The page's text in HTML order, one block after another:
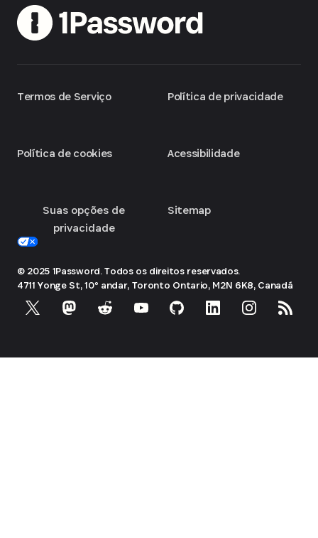
Termos de Serviço
Política de cookies
Suas opções de
privacidade
Política de privacidade
Acessibilidade
Sitemap
© 2025 1Password. Todos os direitos reservados.
4711 Yonge St, 10º andar, Toronto Ontario, M2N 6K8, Canadá